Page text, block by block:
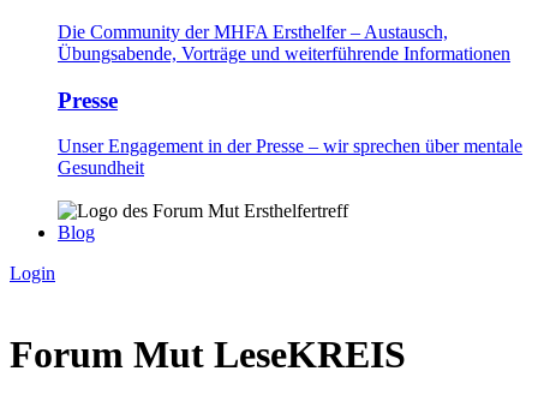
Die Community der MHFA Ersthelfer – Austausch,
Übungsabende, Vorträge und weiterführende Informationen
Presse
Unser Engagement in der Presse – wir sprechen über mentale
Gesundheit
Blog
Login
Forum Mut LeseKREIS